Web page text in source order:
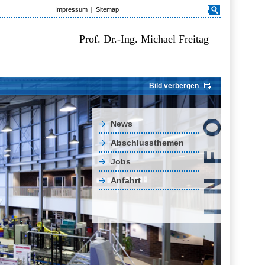
Impressum Sitemap
Prof. Dr.-Ing. Michael Freitag
Bild verbergen
News
Abschlussthemen
Jobs
Anfahrt